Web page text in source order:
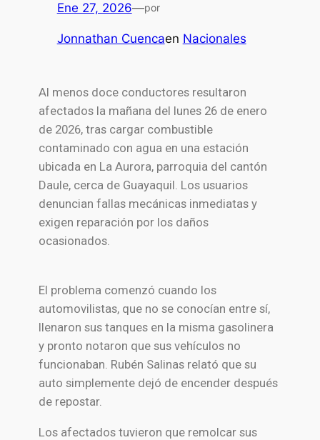
Ene 27, 2026—por
Jonnathan Cuencaen Nacionales
Al menos doce conductores resultaron
afectados la mañana del lunes 26 de enero
de 2026, tras cargar combustible
contaminado con agua en una estación
ubicada en La Aurora, parroquia del cantón
Daule, cerca de Guayaquil. Los usuarios
denuncian fallas mecánicas inmediatas y
exigen reparación por los daños
ocasionados.
El problema comenzó cuando los
automovilistas, que no se conocían entre sí,
llenaron sus tanques en la misma gasolinera
y pronto notaron que sus vehículos no
funcionaban. Rubén Salinas relató que su
auto simplemente dejó de encender después
de repostar.
Los afectados tuvieron que remolcar sus